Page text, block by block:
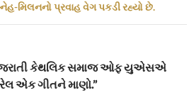
મિલનનો પ્રવાહ વેગ પકડી રહ્યો છે.
કેથલિક સમાજ ઓફ યુએસએ
એક ગીતને માણો.”